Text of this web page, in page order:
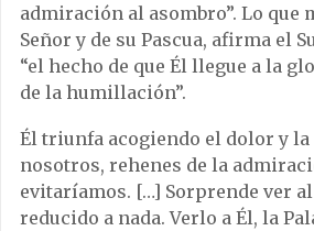
admiración al asombro”. Lo que
Señor y de su Pascua, afirma el
“el hecho de que Él llegue a la
de la humillación”.
Él triunfa acogiendo el dolor y la
nosotros, rehenes de la
evitaríamos. […] Sorprende ver
reducido a nada. Verlo a Él, la